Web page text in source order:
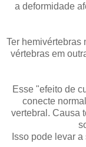
a deformidade
Ter hemivértebras
vértebras em
Esse "efeito de
conecte
vertebral. Causa
Isso pode levar